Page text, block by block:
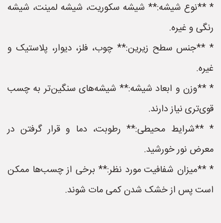
* **نوع شیشه:** شیشه سکوریت، شیشه لمینت، شیشه
رنگی و غیره.
* **جنس سطح زیرین:** چوب، فلز، دیوار، پلاستیک و
غیره.
* **وزن و ابعاد شیشه:** شیشه‌های سنگین‌تر به چسب
قوی‌تری نیاز دارند.
* **شرایط محیطی:** رطوبت، دما و قرار گرفتن در
معرض نور خورشید.
* **میزان شفافیت مورد نظر:** برخی از چسب‌ها ممکن
است پس از خشک شدن کمی مات شوند.